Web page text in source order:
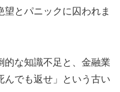
とパニックに囚われま
的な知識不足と、金融業
んでも返せ」という古い